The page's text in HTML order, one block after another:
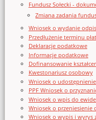
Fundusz Sołecki -
Zmiana zadania
Wniosek o wydanie
Przedłużenie terminu
Deklaracje podatkowe
Informacje podatkowe
Dofinansowanie
Kwestonariusz osobowy
Wniosek o
PPF Wniosek o
Wniosek o wpis do
Wniosek o przeniesienie
Wniosek o wypis i wyrys